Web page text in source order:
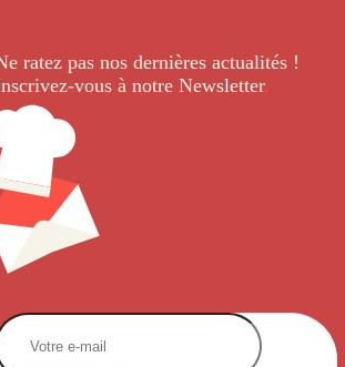
ratez pas nos dernièresactualités !
vous à notre Newsletter.